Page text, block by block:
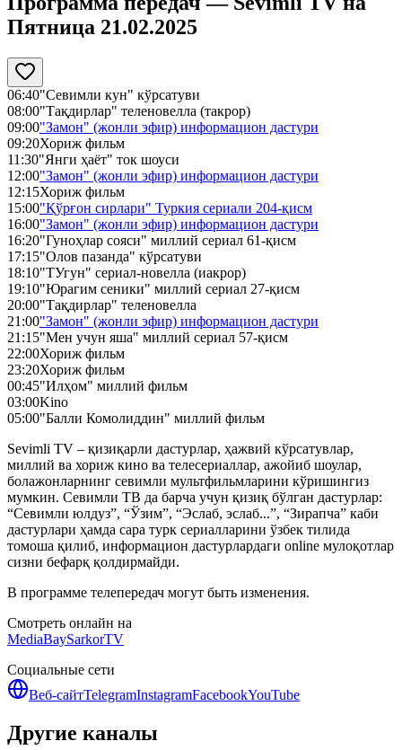
Пятница 21.02.2025
06:40"Севимли кун" кўрсатуви
08:00"Тақдирлар" теленовелла (такрор)
09:00"Замон" (жонли эфир) информацион дастури
09:20Хориж фильм
11:30"Янги ҳаёт" ток шоуси
12:00"Замон" (жонли эфир) информацион дастури
12:15Хориж фильм
15:00"Қўрғон сирлари" Туркия сериали 204-қисм
16:00"Замон" (жонли эфир) информацион дастури
16:20"Гуноҳлар сояси" миллий сериал 61-қисм
17:15"Олов пазанда" кўрсатуви
18:10"ТУгун" сериал-новелла (иакрор)
19:10"Юрагим сеники" миллий сериал 27-қисм
20:00"Тақдирлар" теленовелла
21:00"Замон" (жонли эфир) информацион дастури
21:15"Мен учун яша" миллий сериал 57-қисм
22:00Хориж фильм
23:20Хориж фильм
00:45"Илҳом" миллий фильм
03:00Kino
05:00"Балли Комолиддин" миллий фильм
Sevimli TV – қизиқарли дастурлар, ҳажвий кўрсатувлар,
миллий ва хориж кино ва телесериаллар, ажойиб шоулар,
болажонларнинг севимли мультфильмларини кўришингиз
мумкин. Севимли ТВ да барча учун қизиқ бўлган дастурлар:
“Севимли юлдуз”, “Ўзим”, “Эслаб, эслаб...”, “Зирапча” каби
дастурлари ҳамда сара турк сериалларини ўзбек тилида
томоша қилиб, информацион дастурлардаги online мулоқотлар
сизни бефарқ қолдирмайди.
В программе телепередач могут быть изменения.
Смотреть онлайн на
MediaBaySarkorTV
Социальные сети
Веб-сайтTelegramInstagramFacebookYouTube
Другие каналы